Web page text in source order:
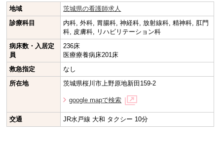
地域
茨城県の看護師求人
診療科目
内科, 外科, 胃腸科, 神経科, 放射線科, 精神科, 肛門
科, 皮膚科, リハビリテーション科
病床数・入居定
員
236床
医療療養病床201床
救急指定
なし
所在地
茨城県桜川市上野原地新田159-2
google mapで検索
交通 JR水戸線 大和 タクシー 10分